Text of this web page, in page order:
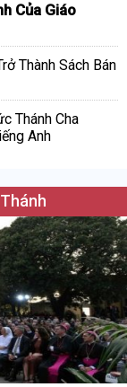
Của Giáo
Thành Sách Bán
Thánh Cha
Anh